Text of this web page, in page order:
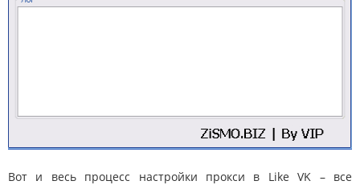
Вот и весь процесс настройки прокси в Like VK – все